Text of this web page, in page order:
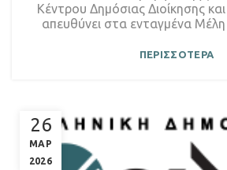
Κέντρου Δημόσιας Διοίκησης
απευθύνει στα ενταγμένα
ΠΕΡΙΣΣΟΤΕΡΑ
26
ΜΑΡ
2026